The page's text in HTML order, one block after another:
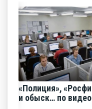
«Полиция»,
и обыск… по видео